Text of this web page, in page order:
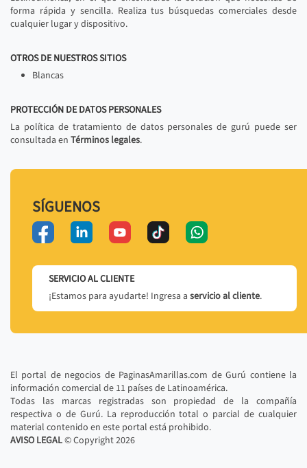
forma rápida y sencilla. Realiza tus búsquedas comerciales desde
cualquier lugar y dispositivo.
OTROS DE NUESTROS SITIOS
Blancas
PROTECCIÓN DE DATOS PERSONALES
La política de tratamiento de datos personales de gurú puede ser
consultada en Términos legales.
SÍGUENOS
SERVICIO AL CLIENTE
¡Estamos para ayudarte! Ingresa a servicio al cliente.
El portal de negocios de PaginasAmarillas.com de Gurú contiene la
información comercial de 11 países de Latinoamérica.
Todas las marcas registradas son propiedad de la compañía
respectiva o de Gurú. La reproducción total o parcial de cualquier
material contenido en este portal está prohibido.
AVISO LEGAL© Copyright2026